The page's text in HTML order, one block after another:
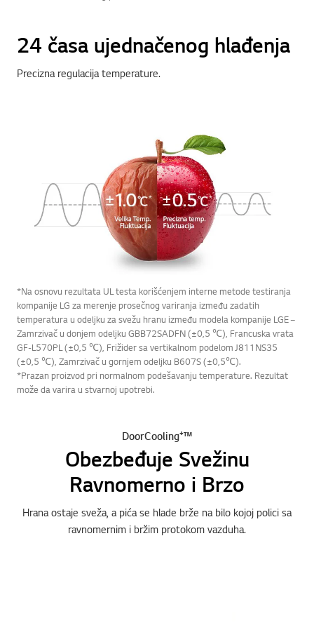
24 časa ujednačenog hlađenja
Precizna regulacija temperature.
*Na osnovu rezultata UL testa korišćenjem interne metode testiranja
kompanije LG za merenje prosečnog variranja između zadatih
temperatura u odeljku za svežu hranu između modela kompanije LGE –
Zamrzivač u donjem odeljku GBB72SADFN (±0,5 ℃), Francuska vrata
GF-L570PL (±0,5 ℃), Frižider sa vertikalnom podelom J811NS35
(±0,5 ℃), Zamrzivač u gornjem odeljku B607S (±0,5℃).
*Prazan proizvod pri normalnom podešavanju temperature. Rezultat
može da varira u stvarnoj upotrebi.
DoorCooling⁺™
Obezbeđuje Svežinu
Ravnomerno i Brzo
Hrana ostaje sveža, a pića se hlade brže na bilo kojoj polici sa
ravnomernim i bržim protokom vazduha.